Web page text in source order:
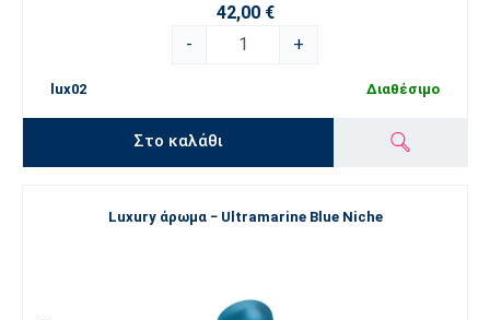
42,00 €
-
+
lux02 Διαθέσιμο
Στο καλάθι
Luxury άρωμα − Ultramarine Blue Niche